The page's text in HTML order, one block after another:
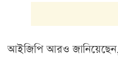
আইজিপি আরও